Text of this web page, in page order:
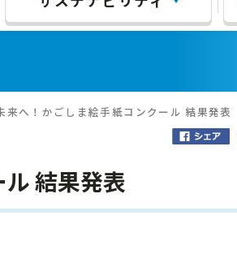
へ！かごしま絵手紙コンクール 結果発表
結果発表